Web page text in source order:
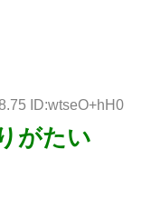
ID:wtseO+hH0
がたい